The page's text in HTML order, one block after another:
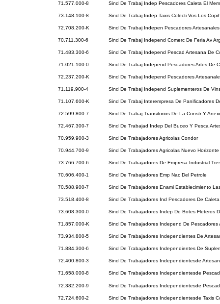
71.577.000-8 Sind De Trabaj Indep Pescadores Caleta El
73.148.100-8 Sind De Trabaj Indep Taxis Colecti Vos Los
72.708.200-K Sind De Trabaj Indepen Pescadores
70.711.300-6 Sind De Trabaj Independ Comerc De Feria Av
71.483.300-6 Sind De Trabaj Independ Pescad Artesana De
71.021.100-0 Sind De Trabaj Independ Pescadores Artes De
72.237.200-K Sind De Trabaj Independ Pescadores
71.119.900-4 Sind De Trabaj Independ Suplementeros De
71.107.600-K Sind De Trabaj Interempresa De Panificadores
72.599.800-7 Sind De Trabaj Transitorios De La Constr Y
72.467.300-7 Sind De Trabajad Indep Del Buceo Y Pesca
70.959.900-3 Sind De Trabajadores Agricolas Condor
70.944.700-9 Sind De Trabajadores Agricolas Nuevo Horizonte
73.766.700-6 Sind De Trabajadores De Empresa Industrial
70.606.400-1 Sind De Trabajadores Emp Nac Del Petrole
70.588.900-7 Sind De Trabajadores Enami Establecimiento
73.518.400-8 Sind De Trabajadores Ind Pescadores De
73.608.300-0 Sind De Trabajadores Indep De Botes Fleteros
71.857.000-K Sind De Trabajadores Independ De Pescadores
73.934.800-5 Sind De Trabajadores Independientes De
71.884.300-6 Sind De Trabajadores Independientes De
72.400.800-3 Sind De Trabajadores Independientesde
71.658.000-8 Sind De Trabajadores Independientesde
72.382.200-9 Sind De Trabajadores Independientesde
72.724.600-2 Sind De Trabajadores Independientesde Taxis